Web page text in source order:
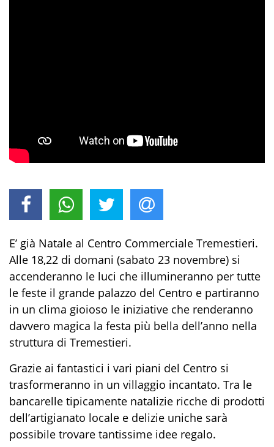
E’ già Natale al Centro Commerciale Tremestieri.
Alle 18,22 di domani (sabato 23 novembre) si
accenderanno le luci che illumineranno per tutte
le feste il grande palazzo del Centro e partiranno
in un clima gioioso le iniziative che renderanno
davvero magica la festa più bella dell’anno nella
struttura di Tremestieri.
Grazie ai fantastici i vari piani del Centro si
trasformeranno in un villaggio incantato. Tra le
bancarelle tipicamente natalizie ricche di prodotti
dell’artigianato locale e delizie uniche sarà
possibile trovare tantissime idee regalo.